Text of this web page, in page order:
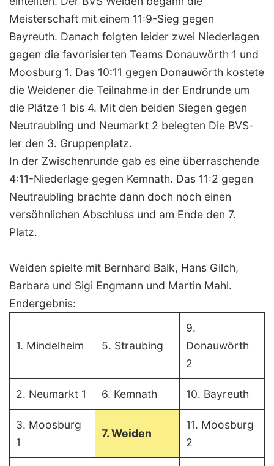
Meisterschaft mit einem 11:9-Sieg gegen
Bayreuth. Danach folgten leider zwei Niederlagen
gegen die favorisierten Teams Donauwörth 1 und
Moosburg 1. Das 10:11 gegen Donauwörth kostete
die Weidener die Teilnahme in der Endrunde um
die Plätze 1 bis 4. Mit den beiden Siegen gegen
Neutraubling und Neumarkt 2 belegten Die BVS-
ler den 3. Gruppenplatz.
In der Zwischenrunde gab es eine überraschende
4:11-Niederlage gegen Kemnath. Das 11:2 gegen
Neutraubling brachte dann doch noch einen
versöhnlichen Abschluss und am Ende den 7.
Platz.
Weiden spielte mit Bernhard Balk, Hans Gilch,
Barbara und Sigi Engmann und Martin Mahl.
Endergebnis:
1. Mindelheim 5. Straubing
9.
Donauwörth
2
2. Neumarkt 1 6. Kemnath 10. Bayreuth
3. Moosburg
1
7. Weiden
11. Moosburg
2